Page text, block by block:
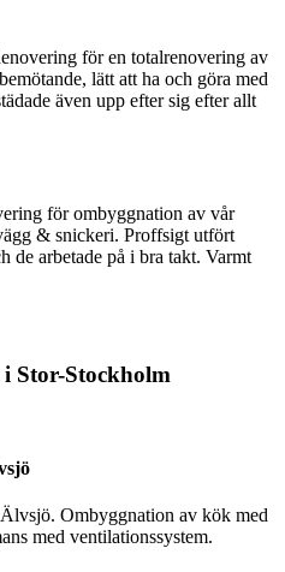
för en totalrenovering av
lätt att ha och göra med
även upp efter sig efter allt
för ombyggnation av vår
& snickeri. Proffsigt utfört
de arbetade på i bra takt. Varmt
Stor-Stockholm
Ombyggnation av kök med
med ventilationssystem.